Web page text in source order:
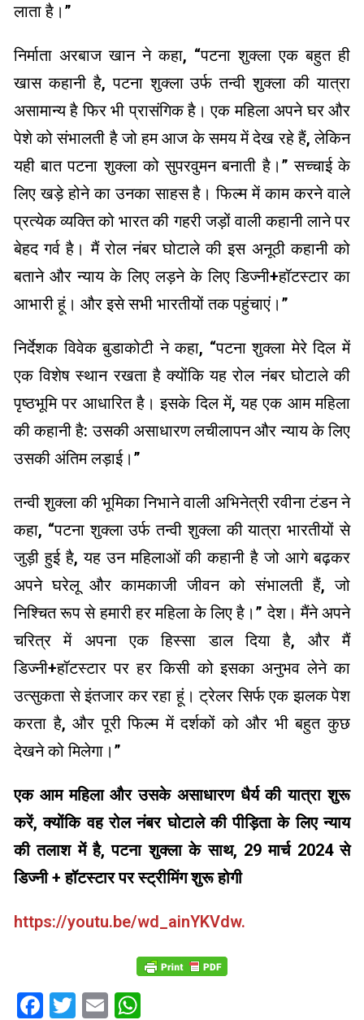
लाता है।”
निर्माता अरबाज खान ने कहा, “पटना शुक्ला एक बहुत ही
खास कहानी है, पटना शुक्ला उर्फ ​​तन्वी शुक्ला की यात्रा
असामान्य है फिर भी प्रासंगिक है। एक महिला अपने घर और
पेशे को संभालती है जो हम आज के समय में देख रहे हैं, लेकिन
यही बात पटना शुक्ला को सुपरवुमन बनाती है।” सच्चाई के
लिए खड़े होने का उनका साहस है। फिल्म में काम करने वाले
प्रत्येक व्यक्ति को भारत की गहरी जड़ों वाली कहानी लाने पर
बेहद गर्व है। मैं रोल नंबर घोटाले की इस अनूठी कहानी को
बताने और न्याय के लिए लड़ने के लिए डिज्नी+हॉटस्टार का
आभारी हूं। और इसे सभी भारतीयों तक पहुंचाएं।”
निर्देशक विवेक बुडाकोटी ने कहा, “पटना शुक्ला मेरे दिल में
एक विशेष स्थान रखता है क्योंकि यह रोल नंबर घोटाले की
पृष्ठभूमि पर आधारित है। इसके दिल में, यह एक आम महिला
की कहानी है: उसकी असाधारण लचीलापन और न्याय के लिए
उसकी अंतिम लड़ाई।”
तन्वी शुक्ला की भूमिका निभाने वाली अभिनेत्री रवीना टंडन ने
कहा, “पटना शुक्ला उर्फ ​​तन्वी शुक्ला की यात्रा भारतीयों से
जुड़ी हुई है, यह उन महिलाओं की कहानी है जो आगे बढ़कर
अपने घरेलू और कामकाजी जीवन को संभालती हैं, जो
निश्चित रूप से हमारी हर महिला के लिए है।” देश। मैंने अपने
चरित्र में अपना एक हिस्सा डाल दिया है, और मैं
डिज्नी+हॉटस्टार पर हर किसी को इसका अनुभव लेने का
उत्सुकता से इंतजार कर रहा हूं। ट्रेलर सिर्फ एक झलक पेश
करता है, और पूरी फिल्म में दर्शकों को और भी बहुत कुछ
देखने को मिलेगा।”
एक आम महिला और उसके असाधारण धैर्य की यात्रा शुरू
करें, क्योंकि वह रोल नंबर घोटाले की पीड़िता के लिए न्याय
की तलाश में है, पटना शुक्ला के साथ, 29 मार्च 2024 से
डिज्नी + हॉटस्टार पर स्ट्रीमिंग शुरू होगी
https://youtu.be/wd_ainYKVdw.
Facebook
Twitter
Email